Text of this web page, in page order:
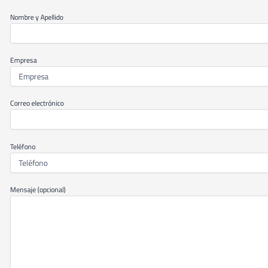
Nombre y Apellido
Empresa
Correo electrónico
Teléfono
Mensaje (opcional)